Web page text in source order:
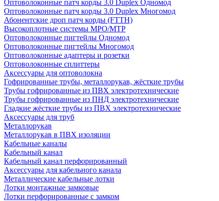
Оптоволоконные патч корды 3.0 Duplex Одномод
Оптоволоконные патч корды 3.0 Duplex Многомод
Абонентские дроп патч корды (FTTH)
Высокоплотные системы MPO/MTP
Оптоволоконные пигтейлы Одномод
Оптоволоконные пигтейлы Многомод
Оптоволоконные адаптеры и розетки
Оптоволоконные сплиттеры
Аксессуары для оптоволокна
Гофрированные трубы, металлорукав, жёсткие трубы
Трубы гофрированные из ПВХ электротехнические
Трубы гофрированные из ПНД электротехнические
Гладкие жёсткие трубы из ПВХ электротехнические
Аксессуары для труб
Металлорукав
Металлорукав в ПВХ изоляции
Кабельные каналы
Кабельный канал
Кабельный канал перфорированный
Аксессуары для кабельного канала
Металлические кабельные лотки
Лотки монтажные замковые
Лотки перфорированные с замком